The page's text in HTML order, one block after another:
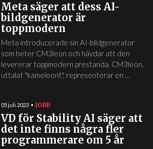
Meta säger att dess AI-
bildgenerator är
toppmodern
Meta introducerade sin AI-bildgenerator
som heter CM3leon och hävdar att den
levererar toppmodern prestanda. CM3leon,
uttalat "kameleont", representerar en ...
05 juli 2023 JOBB
VD för Stability AI säger att
det inte finns några fler
programmerare om 5 år